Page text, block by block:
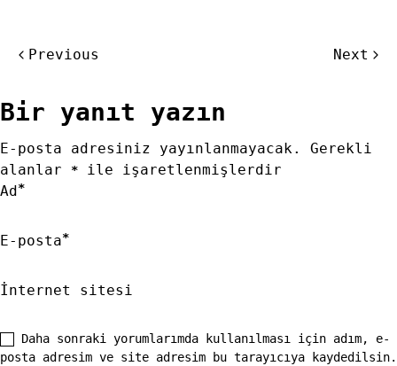
YazıPrevious Next
Bir yanıt yazın
E-posta adresiniz yayınlanmayacak.
Gerekli
alanlar
* ile işaretlenmişlerdir
Ad*
E-posta*
İnternet sitesi
Daha sonraki yorumlarımda kullanılması için adım, e-
posta adresim ve site adresim bu tarayıcıya kaydedilsin.